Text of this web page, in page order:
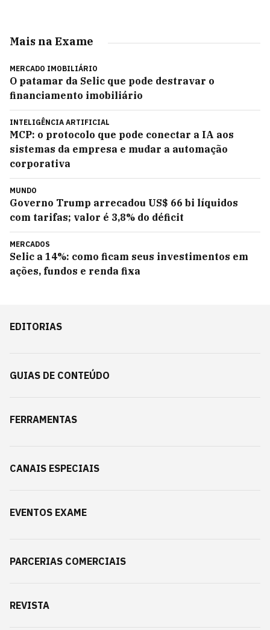
Mais na Exame
MERCADO IMOBILIÁRIO
O patamar da Selic que pode destravar o
financiamento imobiliário
INTELIGÊNCIA ARTIFICIAL
MCP: o protocolo que pode conectar a IA aos
sistemas da empresa e mudar a automação
corporativa
MUNDO
Governo Trump arrecadou US$ 66 bi líquidos
com tarifas; valor é 3,8% do déficit
MERCADOS
Selic a 14%: como ficam seus investimentos em
ações, fundos e renda fixa
EDITORIAS
GUIAS DE CONTEÚDO
FERRAMENTAS
CANAIS ESPECIAIS
EVENTOS EXAME
PARCERIAS COMERCIAIS
REVISTA